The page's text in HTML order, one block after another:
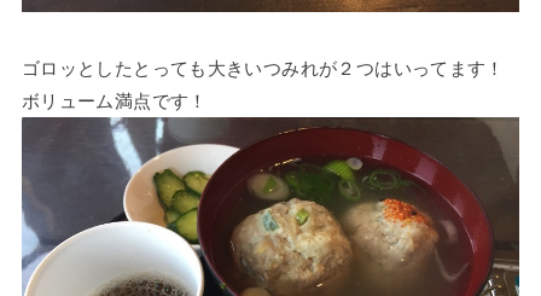
ゴロッとしたとっても大きいつみれが２つはいってます！
ボリューム満点です！